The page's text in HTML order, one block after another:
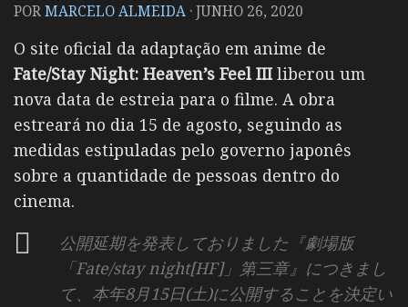
PORMARCELO ALMEIDA ·JUNHO 26, 2020
O site oficial da adaptação em anime de
Fate/Stay Night: Heaven’s Feel IIIliberou um
nova data de estreia para o filme. A obra
estreará no dia 15 de agosto, seguindo as
medidas estipuladas pelo governo japonês
sobre a quantidade de pessoas dentro do
cinema.
公開延期を発表しておりました『劇場版
「Fate/stay night[HF]」第三章』につきまし
て、本年8月15日(土)に公開することを決定い